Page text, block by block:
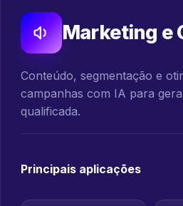
Marketing e
Conteúdo, segmentação e
campanhas com IA para
qualificada.
Principais aplicações